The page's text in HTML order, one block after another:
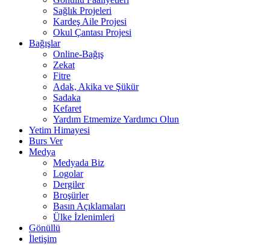
Sağlık Projeleri
Kardeş Aile Projesi
Okul Çantası Projesi
Bağışlar
Online-Bağış
Zekat
Fitre
Adak, Akika ve Şükür
Sadaka
Kefaret
Yardım Etmemize Yardımcı Olun
Yetim Himayesi
Burs Ver
Medya
Medyada Biz
Logolar
Dergiler
Broşürler
Basın Açıklamaları
Ülke İzlenimleri
Gönüllü
İletişim